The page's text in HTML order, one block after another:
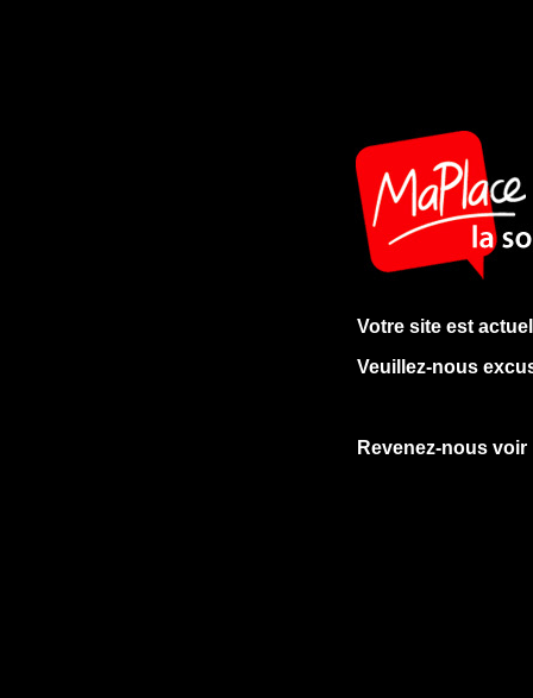
Votre site est
Veuillez-nous
Revenez-nous